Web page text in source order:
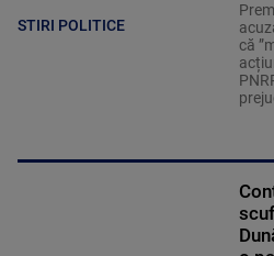
STIRI POLITICE
că